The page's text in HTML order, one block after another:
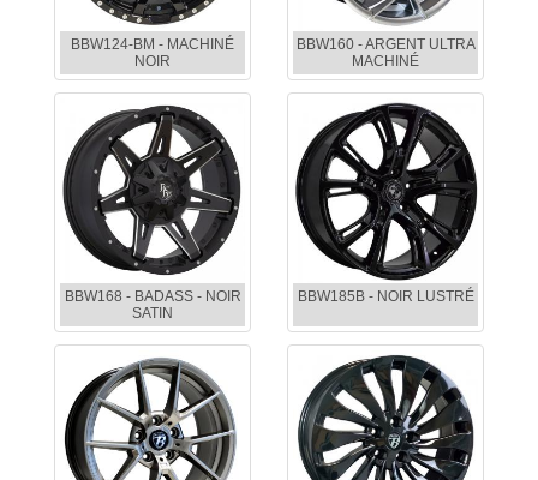
BBW124-BM - MACHINÉ
NOIR
BBW160 - ARGENT ULTRA
MACHINÉ
BBW168 - BADASS - NOIR
SATIN
BBW185B - NOIR LUSTRÉ